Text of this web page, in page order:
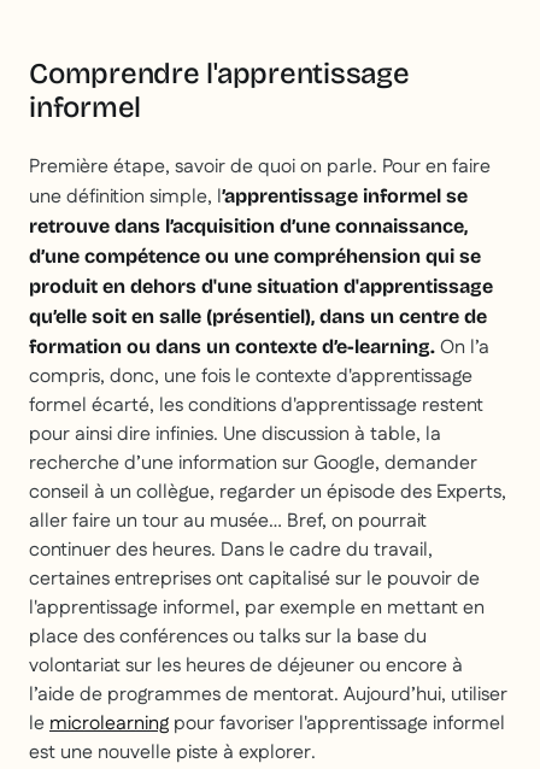
Comprendre l'apprentissage
informel
Première étape, savoir de quoi on parle. Pour en faire
une définition simple, l’apprentissage informel se
retrouve dans l’acquisition d’une connaissance,
d’une compétence ou une compréhension qui se
produit en dehors d'une situation d'apprentissage
qu’elle soit en salle (présentiel), dans un centre de
formation ou dans un contexte d’e-learning. On l’a
compris, donc, une fois le contexte d'apprentissage
formel écarté, les conditions d'apprentissage restent
pour ainsi dire infinies. Une discussion à table, la
recherche d’une information sur Google, demander
conseil à un collègue, regarder un épisode des Experts,
aller faire un tour au musée… Bref, on pourrait
continuer des heures. Dans le cadre du travail,
certaines entreprises ont capitalisé sur le pouvoir de
l'apprentissage informel, par exemple en mettant en
place des conférences ou talks sur la base du
volontariat sur les heures de déjeuner ou encore à
l’aide de programmes de mentorat. Aujourd’hui, utiliser
lemicrolearning pour favoriser l'apprentissage informel
est une nouvelle piste à explorer.